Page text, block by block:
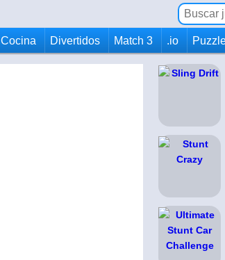
Cocina Divertidos Match 3 .io